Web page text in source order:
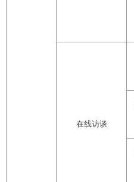
在线访谈